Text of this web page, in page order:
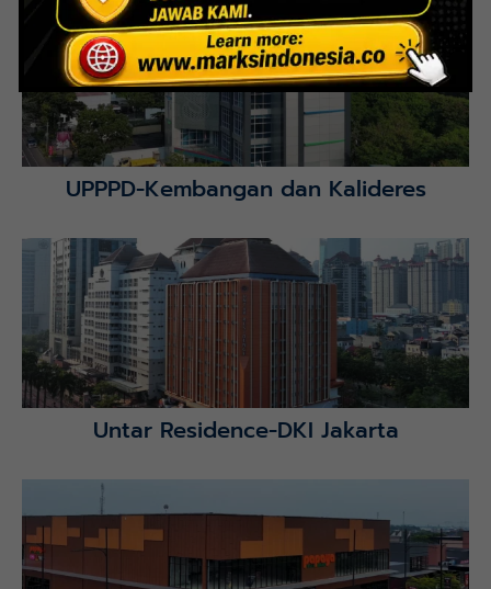
Lihat Detail Proyek
UPPPD-Kembangan dan Kalideres
Lihat Detail Proyek
Untar Residence-DKI Jakarta
Lihat Detail Proyek